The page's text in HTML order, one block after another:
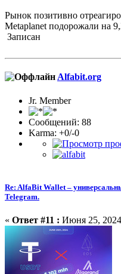
Рынок позитивно
Metaplanet подорожали на
Записан
Alfabit.org
Jr. Member
Сообщений: 88
Karma: +0/-0
Re: AlfaBit Wallet –
Telegram.
« Ответ #11 : Июня 25,